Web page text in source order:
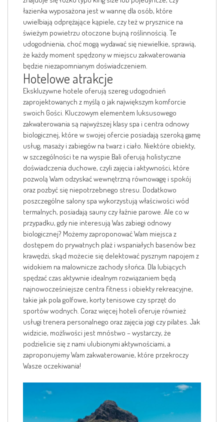
łazienka wyposażona jest w wannę dla osób, które
uwielbiają odprężające kąpiele, czy też w prysznice na
świeżym powietrzu otoczone bujną roślinnością. Te
udogodnienia, choć mogą wydawać się niewielkie, sprawią,
że każdy moment spędzony w miejscu zakwaterowania
będzie niezapomnianym doświadczeniem.
Hotelowe atrakcje
Ekskluzywne hotele oferują szereg udogodnień
zaprojektowanych z myślą o jak największym komforcie
swoich Gości. Kluczowym elementem luksusowego
zakwaterowania są najwyższej klasy spa i centra odnowy
biologicznej, które w swojej ofercie posiadają szeroką gamę
usług, masaży i zabiegów na twarz i ciało. Niektóre obiekty,
w szczególności te na wyspie Bali oferują holistyczne
doświadczenia duchowe, czyli zajęcia i aktywności, które
pozwolą Wam odzyskać wewnętrzną równowagę i spokój
oraz pozbyć się niepotrzebnego stresu. Dodatkowo
poszczególne salony spa wykorzystują właściwości wód
termalnych, posiadają sauny czy łaźnie parowe. Ale co w
przypadku, gdy nie interesują Was zabiegi odnowy
biologicznej? Możemy zaproponować Wam miejsca z
dostępem do prywatnych plaż i wspaniałych basenów bez
krawędzi, skąd możecie się delektować pysznym napojem z
widokiem na malownicze zachody słońca. Dla lubiących
spędzać czas aktywnie idealnym rozwiązaniem będą
najnowocześniejsze centra fitness i obiekty rekreacyjne,
takie jak pola golfowe, korty tenisowe czy sprzęt do
sportów wodnych. Coraz więcej hoteli oferuje również
usługi trenera personalnego oraz zajęcia jogi czy pilates. Jak
widzicie, możliwości jest mnóstwo – wystarczy, że
podzielicie się z nami ulubionymi aktywnościami, a
zaproponujemy Wam zakwaterowanie, które przekroczy
Wasze oczekiwania!